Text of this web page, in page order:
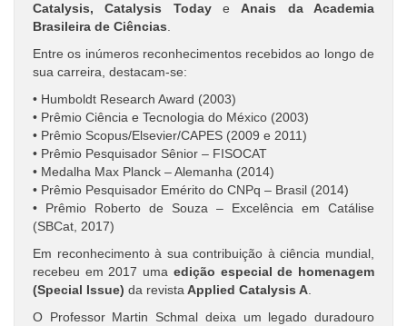
Catalysis, Catalysis TodayeAnais da Academia
Brasileira de Ciências
Entre os inúmeros reconhecimentos recebidos ao longo de
sua carreira, destacam-se:
• Humboldt Research Award (2003)
• Prêmio Ciência e Tecnologia do México (2003)
• Prêmio Scopus/Elsevier/CAPES (2009 e 2011)
• Prêmio Pesquisador Sênior – FISOCAT
• Medalha Max Planck – Alemanha (2014)
• Prêmio Pesquisador Emérito do CNPq – Brasil (2014)
• Prêmio Roberto de Souza – Excelência em Catálise
(SBCat, 2017)
Em reconhecimento à sua contribuição à ciência mundial,
recebeu em 2017 uma edição especial de homenagem
(Special Issue) da revista Applied Catalysis A
O Professor Martin Schmal deixa um legado duradouro